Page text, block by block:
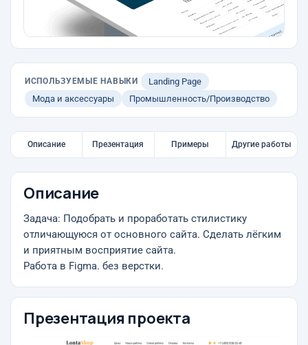
ИСПОЛЬЗУЕМЫЕ НАВЫКИ
Landing Page
Мода и аксессуары
Промышленность/Производство
Описание Презентация Примеры Другие работы
Описание
Задача: Подобрать и проработать стилистику
отличающуюся от основного сайта. Сделать лёгким
и приятным восприятие сайта.
Работа в Figma. без верстки.
Презентация проекта